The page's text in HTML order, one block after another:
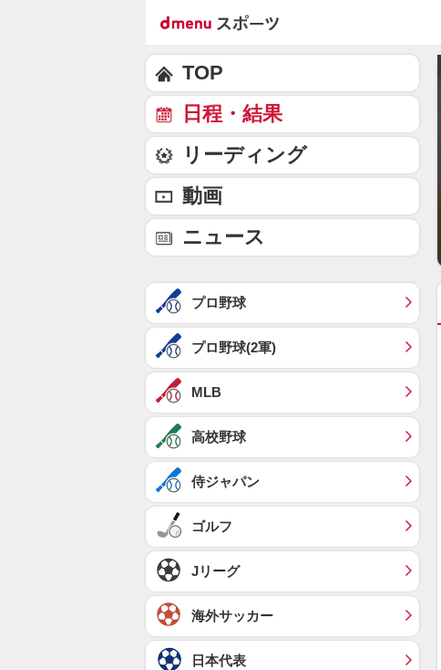
TOP
日程・結果
リーディング
動画
ニュース
プロ野球
プロ野球(2軍)
MLB
高校野球
侍ジャパン
ゴルフ
Jリーグ
海外サッカー
日本代表